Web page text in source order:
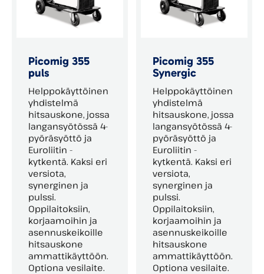
Picomig 355
puls
Helppokäyttöinen
yhdistelmä
hitsauskone, jossa
langansyötössä 4-
pyöräsyöttö ja
Euroliitin -
kytkentä. Kaksi eri
versiota,
synerginen ja
pulssi.
Oppilaitoksiin,
korjaamoihin ja
asennuskeikoille
hitsauskone
ammattikäyttöön.
Optiona vesilaite.
Picomig 355
Synergic
Helppokäyttöinen
yhdistelmä
hitsauskone, jossa
langansyötössä 4-
pyöräsyöttö ja
Euroliitin -
kytkentä. Kaksi eri
versiota,
synerginen ja
pulssi.
Oppilaitoksiin,
korjaamoihin ja
asennuskeikoille
hitsauskone
ammattikäyttöön.
Optiona vesilaite.